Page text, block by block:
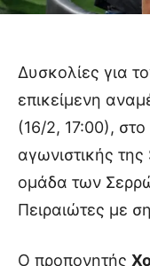
Δυσκολίες για
επικείμενη
(16/2, 17:00),
αγωνιστικής
ομάδα των
Πειραιώτες με
Ο προπονητής